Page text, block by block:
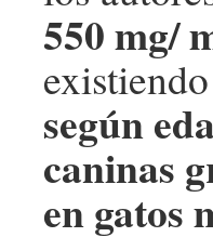
550 mg/
según
caninas
en gatos